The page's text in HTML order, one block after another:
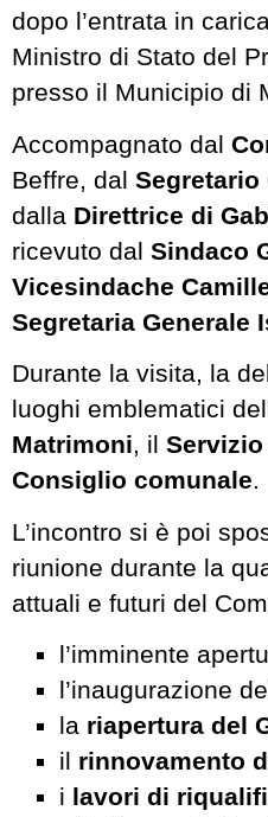
dopo l’entrata in
Ministro di Stato del
presso il Municipio di
Accompagnato dal
Beffre, dal Segretario
dalla Direttrice di
ricevuto dal Sindaco
Vicesindache
Segretaria Generale
Durante la visita, la
luoghi emblematici
Matrimoni, il
Consiglio comunale.
L’incontro si è poi
riunione durante la
attuali e futuri del
l’imminente
l’inaugurazione
la riapertura del
il rinnovamento
i lavori di